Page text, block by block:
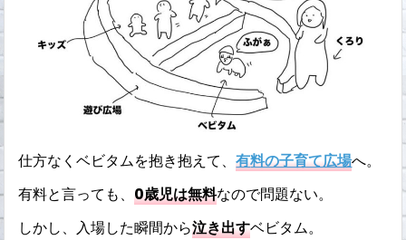
仕方なくベビタムを抱き抱えて、有料の子育て広場へ。
有料と言っても、0歳児は無料なので問題ない。
しかし、入場した瞬間から泣き出すベビタム。